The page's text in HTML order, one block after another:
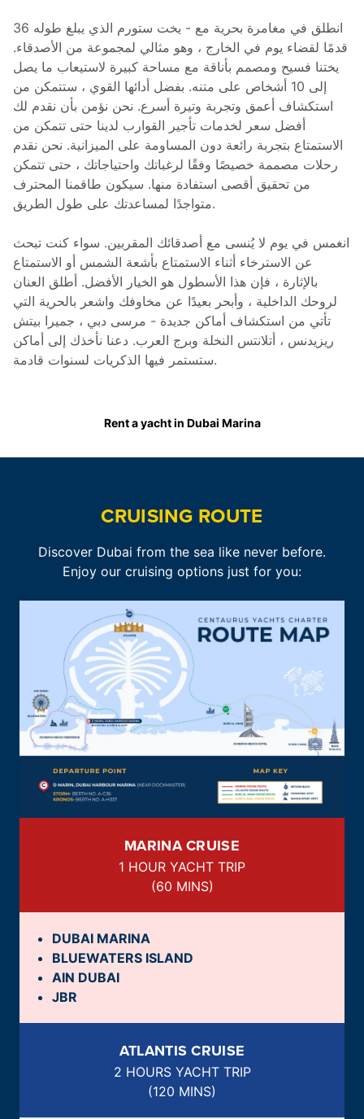
انطلق في مغامرة بحرية مع - يخت ستورم الذي يبلغ طوله 36
قدمًا لقضاء يوم في الخارج ، وهو مثالي لمجموعة من الأصدقاء.
يختنا فسيح ومصمم بأناقة مع مساحة كبيرة لاستيعاب ما يصل
إلى 10 أشخاص على متنه. بفضل أدائها القوي ، ستتمكن من
استكشاف أعمق وتجربة وتيرة أسرع. نحن نؤمن بأن نقدم لك
أفضل سعر لخدمات تأجير القوارب لدينا حتى تتمكن من
الاستمتاع بتجربة رائعة دون المساومة على الميزانية. نحن نقدم
رحلات مصممة خصيصًا وفقًا لرغباتك واحتياجاتك ، حتى تتمكن
من تحقيق أقصى استفادة منها. سيكون طاقمنا المحترف
متواجدًا لمساعدتك على طول الطريق.
انغمس في يوم لا يُنسى مع أصدقائك المقربين. سواء كنت تبحث
عن الاسترخاء أثناء الاستمتاع بأشعة الشمس أو الاستمتاع
بالإثارة ، فإن هذا الأسطول هو الخيار الأفضل. أطلق العنان
لروحك الداخلية ، وأبحر بعيدًا عن مخاوفك واشعر بالحرية التي
تأتي من استكشاف أماكن جديدة - مرسى دبي ، جميرا بيتش
ريزيدنس ، أتلانتس النخلة وبرج العرب. دعنا نأخذك إلى أماكن
ستستمر فيها الذكريات لسنوات قادمة.
Rent a yacht in Dubai Marina
CRUISING ROUTE
Discover Dubai from the sea like never before.
Enjoy our cruising options just for you:
MARINA CRUISE
1 HOUR YACHT TRIP
(60 MINS)
DUBAI MARINA
BLUEWATERS ISLAND
AIN DUBAI
JBR
ATLANTIS CRUISE
2 HOURS YACHT TRIP
(120 MINS)